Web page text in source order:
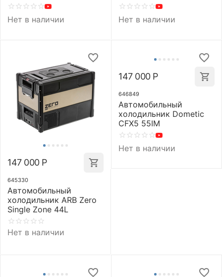
Нет в наличии Нет в наличии
147 000 Р
645330
Автомобильный
холодильник ARB Zero
Single Zone 44L
Нет в наличии
147 000 Р
646849
Автомобильный
холодильник Dometic
CFX5 55IM
Нет в наличии